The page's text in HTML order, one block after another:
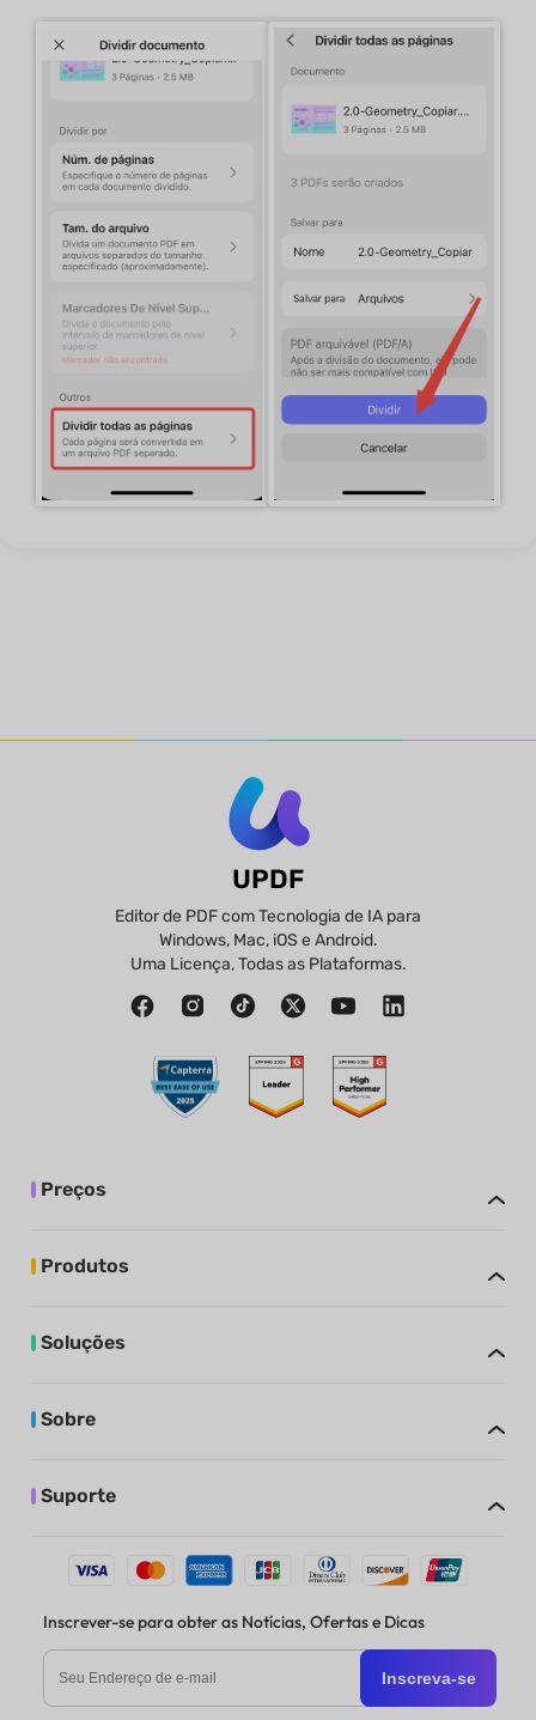
UPDF
Editor de PDF com Tecnologia de IA para
Windows, Mac, iOS e Android.
Uma Licença, Todas as Plataformas.
Preços
Produtos
Soluções
Sobre
Suporte
Inscrever-se para obter as Notícias, Ofertas e Dicas
Inscreva-se